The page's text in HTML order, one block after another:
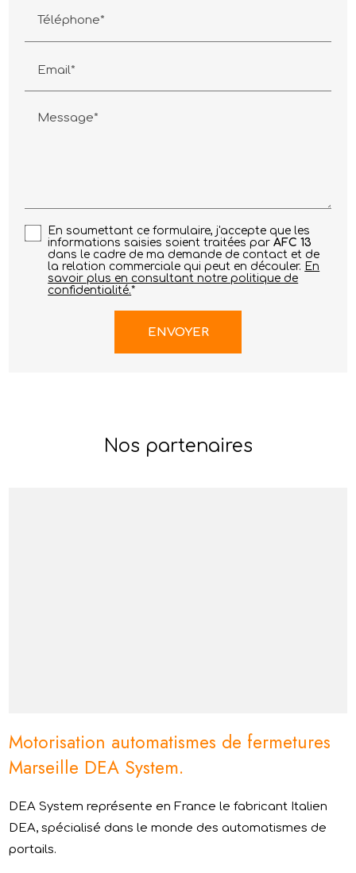
Téléphone*
Email*
Message*
En soumettant ce formulaire, j'accepte que les
informations saisies soient traitées parAFC 13
dans le cadre de ma demande de contact et de
la relation commerciale qui peut en découler. En
savoir plus en consultant notre politique de
confidentialité.*
Nos partenaires
Motorisation automatismes de fermetures
Marseille DEA System.
DEA System représente en France le fabricant Italien
DEA, spécialisé dans le monde des automatismes de
portails.